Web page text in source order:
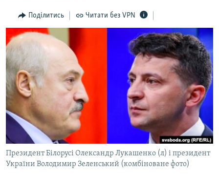
Перейти
до
пошуку
ПОГЛЯД
ІНТЕРВ'Ю
ВСЕ ЗА ДЕНЬ
СПЕЦПРОЕКТИ
ДЕПОРТАЦІЯ
ВІДЕОУРОКИ «ELIFBE»
СВІДЧЕННЯ ОКУПАЦІЇ
УКРАЇНСЬКА ПРОБЛЕМА КРИМУ
ІНФОГРАФІКА
ЯК ОБІЙТИ БЛОКУВАННЯ
Русский
Qırımtatar
ДОЛУЧАЙСЯ!
Поділитись Читати без VPN
Президент Білорусі Олександр Лукашенко (л) і президент
України Володимир Зеленський (комбіноване фото)